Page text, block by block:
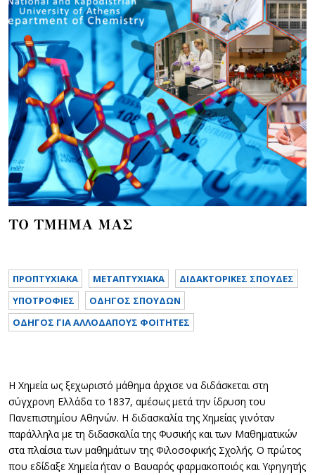
ΤΟ ΤΜΗΜΑ ΜΑΣ
ΠΡΟΠΤΥΧΙΑΚΑ METAΠΤΥΧΙΑΚΑ
ΔΙΔΑΚΤΟΡΙΚΕΣ ΣΠΟΥΔΕΣ
ΥΠΟΤΡΟΦΙΕΣ
ΟΔΗΓΟΣ ΣΠΟΥΔΩΝ
ΟΔΗΓΟΣ ΓΙΑ ΑΛΛΟΔΑΠΟΥΣ ΦΟΙΤΗΤΕΣ
Η Χημεία ως ξεχωριστό μάθημα άρχισε να διδάσκεται στη
σύγχρoνη Ελλάδα το 1837, αμέσως μετά την ίδρυση του
Πανεπιστημίου Αθηνών. Η διδασκαλία της Χημείας γινόταν
παράλληλα με τη διδασκαλία της Φυσικής και των Μαθηματικών
στα πλαίσια των μαθημάτων της Φιλοσοφικής Σχολής. Ο πρώτος
που εδίδαξε Χημεία ήταν ο Βαυαρός φαρμακοποιός και Υφηγητής